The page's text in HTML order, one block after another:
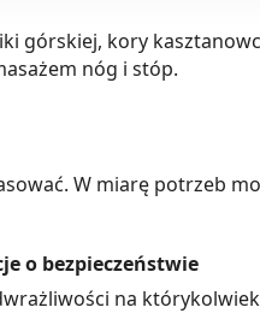
górskiej, kory
nóg i stóp.
W miarę potrzeb
o bezpieczeństwie
na